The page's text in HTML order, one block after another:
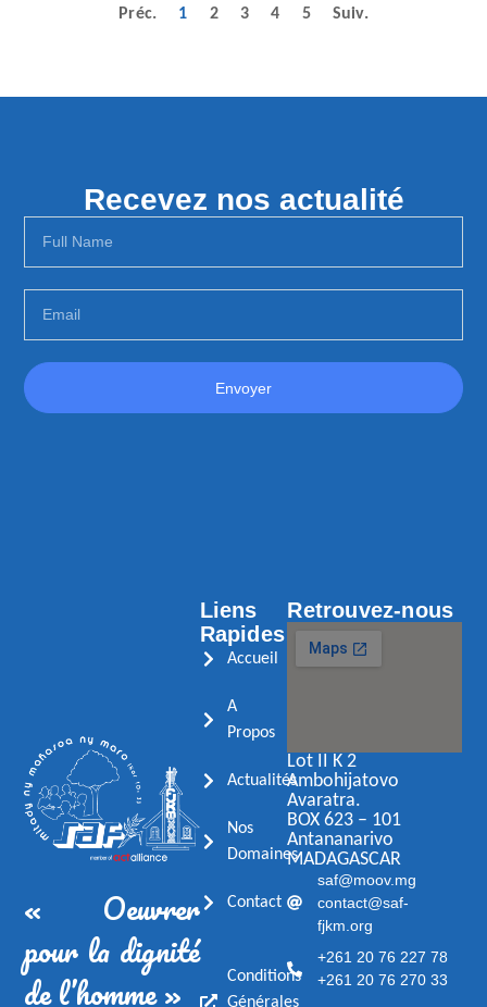
Préc. 1 2 3 4 5 Suiv.
Recevez nos actualité
Envoyer
« Oeuvrer
pour la dignité
de l’homme »
Liens
Rapides
Accueil
A
Propos
Actualités
Nos
Domaines
Contact
Conditions
Générales
Retrouvez-nous
Lot II K 2
Ambohijatovo
Avaratra.
BOX 623 – 101
Antananarivo
MADAGASCAR
saf@moov.mg
contact@saf-
fjkm.org
+261 20 76 227 78
+261 20 76 270 33